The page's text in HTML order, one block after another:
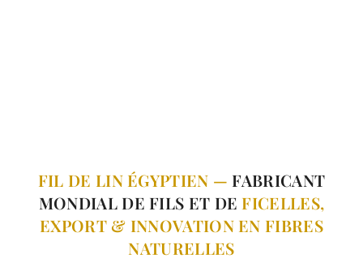
FIL DE LIN ÉGYPTIEN — FABRICANT
MONDIAL DE FILS ET DE FICELLES,
EXPORT & INNOVATION EN FIBRES
NATURELLES